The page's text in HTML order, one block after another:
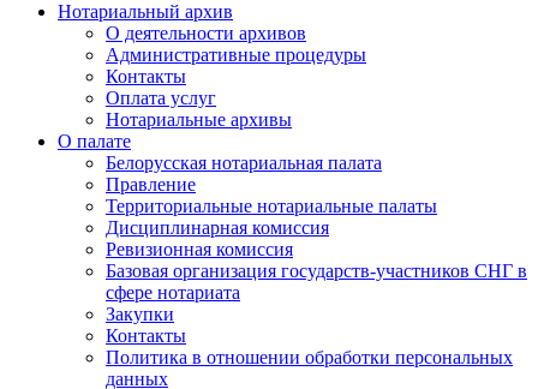
Нотариальный архив
О деятельности архивов
Административные процедуры
Контакты
Оплата услуг
Нотариальные архивы
О палате
Белорусская нотариальная палата
Правление
Территориальные нотариальные палаты
Дисциплинарная комиссия
Ревизионная комиссия
Базовая организация государств-участников СНГ в
сфере нотариата
Закупки
Контакты
Политика в отношении обработки персональных
данных